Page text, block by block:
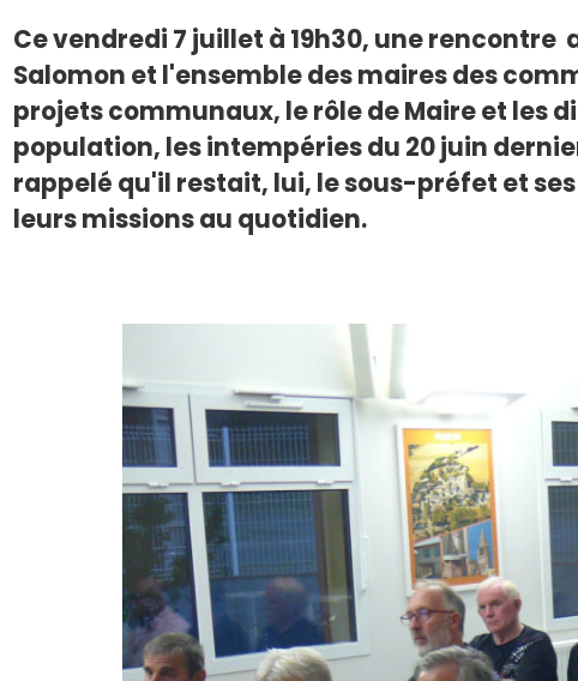
Ce vendredi 7 juillet à 19h30, une rencontre
Salomon et l'ensemble des maires des
projets communaux, le rôle de Maire et les
population, les intempéries du 20 juin
rappelé qu'il restait, lui, le sous-préfet et
leurs missions au quotidien.